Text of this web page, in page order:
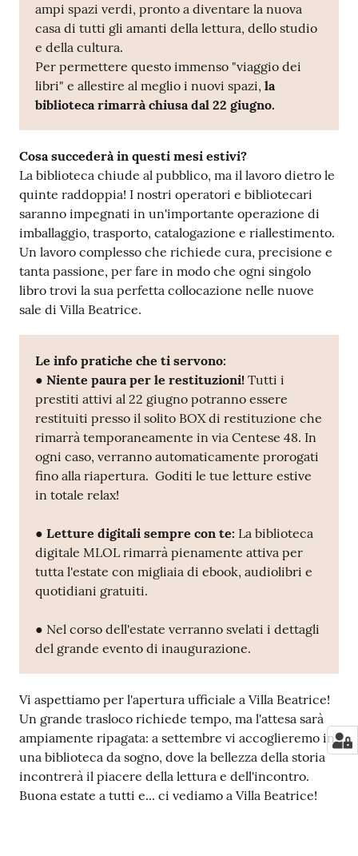
Cerca nei
cataloghi
Chiedi al
bibliotecario
Contatti
ampi spazi verdi, pronto a diventare la nuova
casa di tutti gli amanti della lettura, dello studio
e della cultura.
Per permettere questo immenso "viaggio dei
libri" e allestire al meglio i nuovi spazi, la
biblioteca rimarrà chiusa dal 22 giugno.
Cosa succederà in questi mesi estivi?
La biblioteca chiude al pubblico, ma il lavoro dietro le
quinte raddoppia! I nostri operatori e bibliotecari
saranno impegnati in un'importante operazione di
imballaggio, trasporto, catalogazione e riallestimento.
Un lavoro complesso che richiede cura, precisione e
tanta passione, per fare in modo che ogni singolo
libro trovi la sua perfetta collocazione nelle nuove
sale di Villa Beatrice.
Le info pratiche che ti servono:
● Niente paura per le restituzioni! Tutti i
prestiti attivi al 22 giugno potranno essere
restituiti presso il solito BOX di restituzione che
rimarrà temporaneamente in via Centese 48. In
ogni caso, verranno automaticamente prorogati
fino alla riapertura. Goditi le tue letture estive
in totale relax!
● Letture digitali sempre con te: La biblioteca
digitale MLOL rimarrà pienamente attiva per
tutta l'estate con migliaia di ebook, audiolibri e
quotidiani gratuiti.
● Nel corso dell'estate verranno svelati i dettagli
del grande evento di inaugurazione.
Vi aspettiamo per l'apertura ufficiale a Villa Beatrice!
Un grande trasloco richiede tempo, ma l'attesa sarà
ampiamente ripagata: a settembre vi accoglieremo in
una biblioteca da sogno, dove la bellezza della storia
incontrerà il piacere della lettura e dell'incontro.
Buona estate a tutti e... ci vediamo a Villa Beatrice!